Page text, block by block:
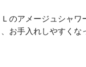
のアメージュシャ
お手入れしやすくな